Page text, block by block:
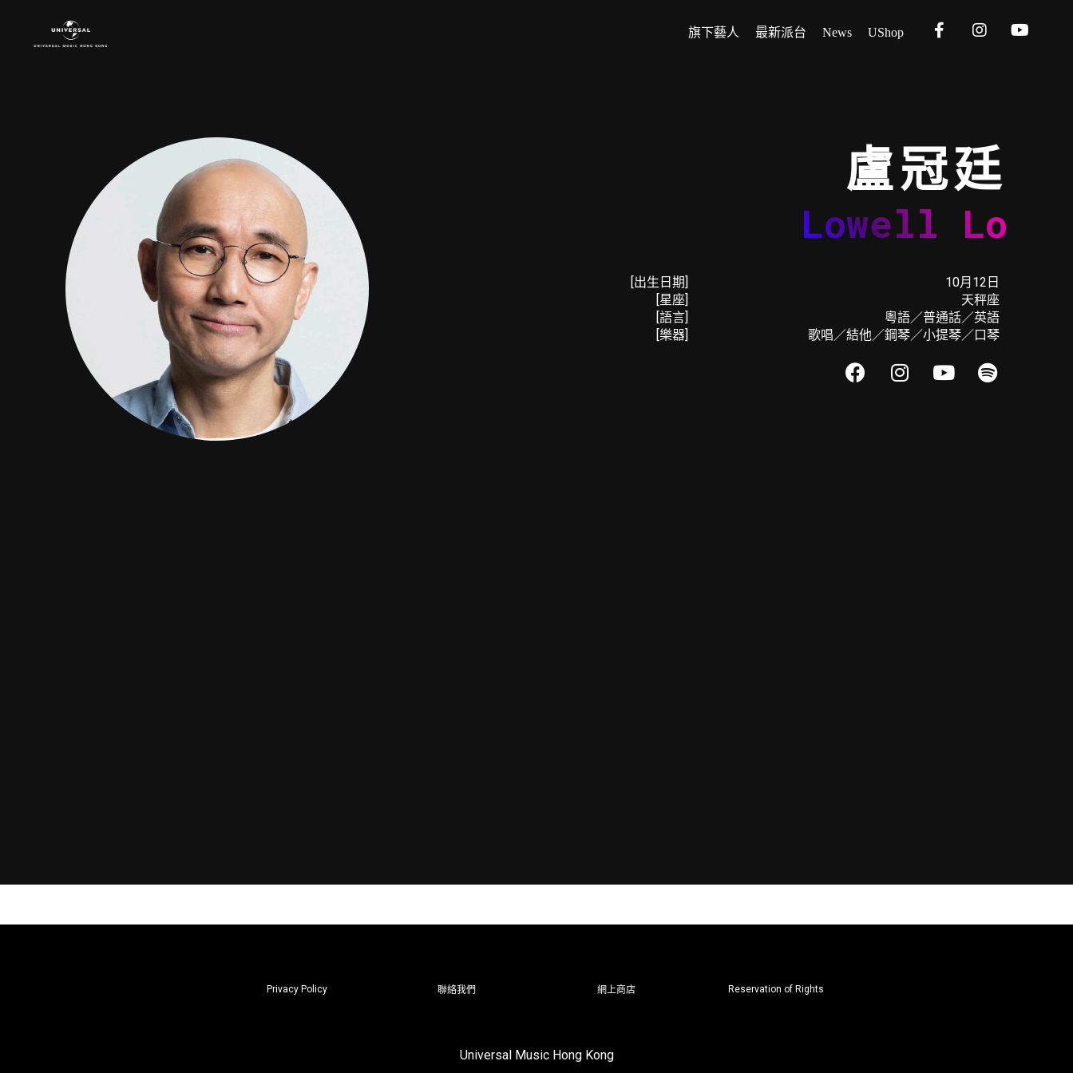
旗下藝人 最新派台 News UShop
盧冠廷
Lowell Lo
[出生日期]
[星座]
[語言]
[樂器]
10月12日
天秤座
粵語／普通話／英語
歌唱／結他／鋼琴／小提琴／口琴
Privacy Policy 聯絡我們 網上商店 Reservation of Rights
Universal Music Hong Kong